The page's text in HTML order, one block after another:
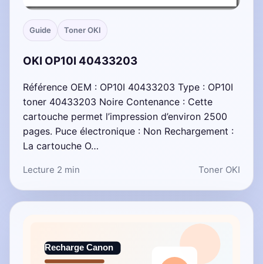
Guide Toner OKI
OKI OP10I 40433203
Référence OEM : OP10I 40433203 Type : OP10I
toner 40433203 Noire Contenance : Cette
cartouche permet l’impression d’environ 2500
pages. Puce électronique : Non Rechargement :
La cartouche O…
Lecture 2 min Toner OKI